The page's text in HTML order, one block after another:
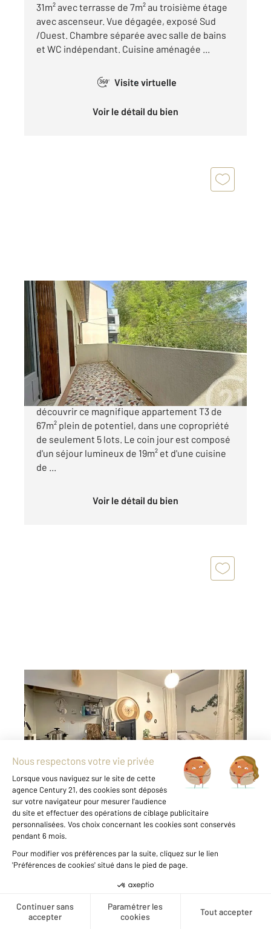
Créer une alerte
31m² avec terrasse de 7m² au troisième étage
avec ascenseur. Vue dégagée, exposé Sud
/Ouest. Chambre séparée avec salle de bains
et WC indépendant. Cuisine aménagée ...
360° Visite virtuelle
Voir le détail du bien
TOULOUSE 31
67,07 m2, 3 pièces
Ref : 20131
Appartement T3 à vendre
199 000 €
TOULOUSE (31500) - CHATEAU DE L'HERS Venez
découvrir ce magnifique appartement T3 de
67m² plein de potentiel, dans une copropriété
de seulement 5 lots. Le coin jour est composé
d'un séjour lumineux de 19m² et d'une cuisine
de ...
Voir le détail du bien
TOULOUSE 31
17 m2, 1 pièce
Ref : 20210
Appartement Studio à vendre
119 660 €
TOULOUSE (31000) - ESQUIROL : Situé en
hypercentre de Toulouse, découvrez ce studio
de 17 m² au rez-de-chaussée d'une petite
copropriété sécurisée. Il se compose d'un
séjour avec kitchenette, d'un coin nuit et d'une
salle d'eau avec ...
Voir le détail du bien